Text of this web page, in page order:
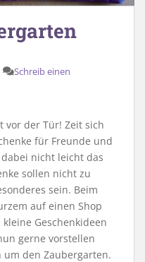
Schreib einen
vor der Tür! Zeit sich
für Freunde und
nicht leicht das
sollen nicht zu
sein. Beim
auf einen Shop
Geschenkideen
gerne vorstellen
um den Zaubergarten.